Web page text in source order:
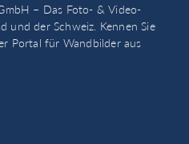
– Das Foto- & Video-
und der Schweiz. Kennen Sie
Portal für Wandbilder aus